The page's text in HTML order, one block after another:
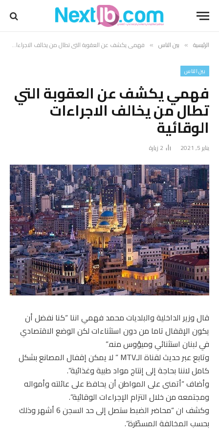
الرئيسية » بين الناس » فهمي يكشف عن العقوبة التي تطال من يخالف الاجراءات الوقائية
بين الناس
فهمي يكشف عن العقوبة التي
تطال من يخالف الاجراءات
الوقائية
يناير 5, 2021 2 زيارة
قال وزير الداخلية والبلديات محمد فهمي اننا “كنا نفضل أن
يكون الإقفال تاما من دون استثناءات لكن الوضع الاقتصادي
في لبنان استثنائي وميؤوس منه.”
وتابع عبر حديث لقناة الـMTV ” لا يمكن إقفال المصانع بشكل
كامل لاننا بحاجة إلى إنتاج مواد طبية وغذائية”.
وأضاف “أتمنى على المواطن أن يحافظ على عائلته وأمواله
ومجتمعه من خلال التزام الإجراءات الوقائية”.
وكشف ان “محاضر الضبط ستصل إلى حد السجن 6 أشهر وذلك
بحسب المخالفة المسطّرة”.